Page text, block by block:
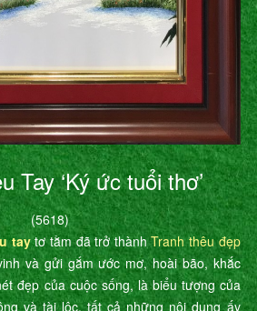
Tay ‘Ký ức tuổi thơ’
(5618)
taytơ tằm đã trở thànhTranh thêu đẹp
và gửi gắm ước mơ, hoài bão, khắc
đẹp của cuộc sống, là biểu tượng của
và tài lộc, tất cả những nội dung ấy